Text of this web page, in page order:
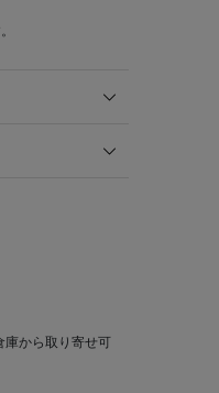
から取り寄せ可